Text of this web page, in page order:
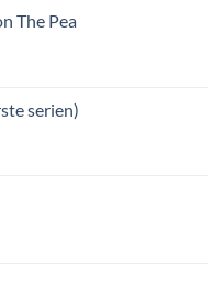
The Pea
serien)